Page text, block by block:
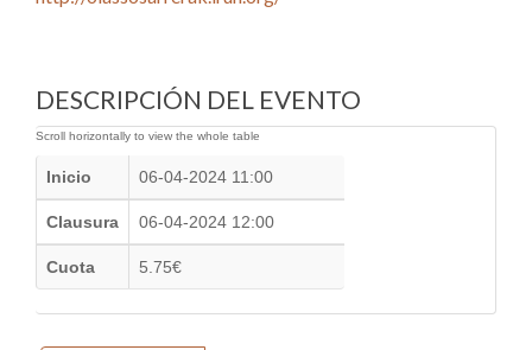
DESCRIPCIÓN DEL EVENTO
Inicio 06-04-2024 11:00
Clausura 06-04-2024 12:00
Cuota 5.75€